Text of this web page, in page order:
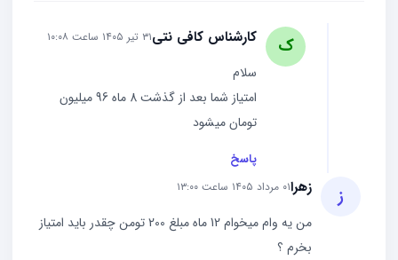
ک کارشناس کافی نتی۳۱ تیر ۱۴۰۵ ساعت ۱۰:۰۸
سلام
امتیاز شما بعد از گذشت 8 ماه 96 میلیون
تومان میشود
پاسخ
ز زهرا۰۱ مرداد ۱۴۰۵ ساعت ۱۳:۰۰
من یه وام میخوام 12 ماه مبلغ 200 تومن چقدر باید امتیاز
بخرم ؟